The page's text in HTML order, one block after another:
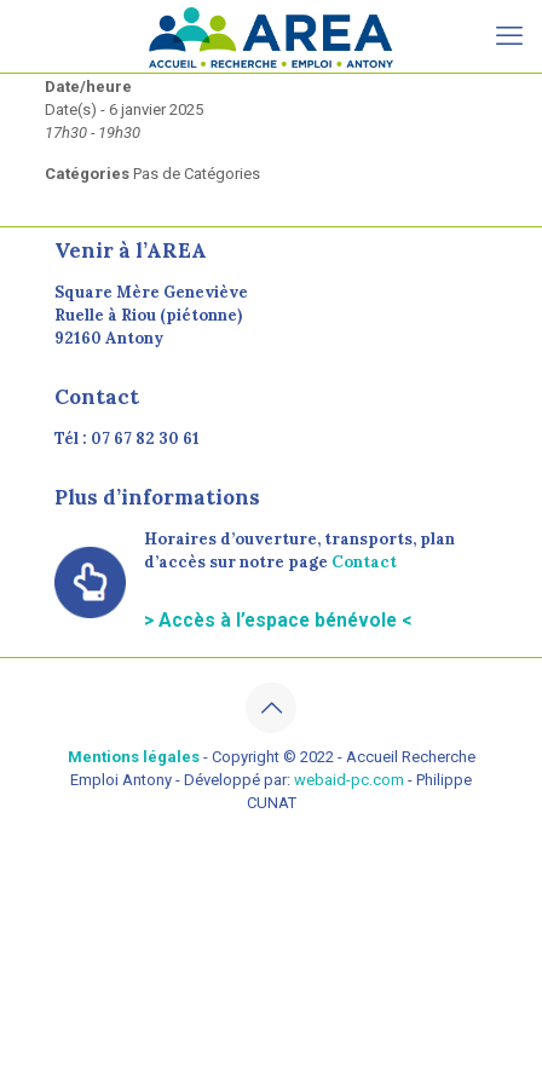
Date/heure
Date(s) - 6 janvier 2025
17h30 - 19h30
CatégoriesPas de Catégories
Venir à l’AREA
Square Mère Geneviève
Ruelle à Riou (piétonne)
92160 Antony
Contact
Tél : 07 67 82 30 61
Plus d’informations
Horaires d’ouverture, transports, plan
d’accès sur notre page Contact
> Accès à l’espace bénévole <
Mentions légales - Copyright © 2022 - Accueil Recherche
Emploi Antony - Développé par: webaid-pc.com - Philippe
CUNAT